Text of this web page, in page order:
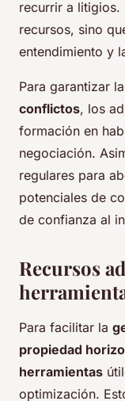
recurrir a litigios.
recursos, sino
entendimiento y
Para garantizar la
conflictos, los
formación en
negociación.
regulares para
potenciales de
de confianza al
Recursos
Para facilitar la
propiedad
herramientas
optimización.